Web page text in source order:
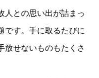
人との思い出が詰まっ
です。手に取るたびに
放せないものもたくさ